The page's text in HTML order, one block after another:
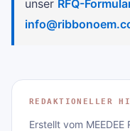
unser RFQ-
REDAKTIONELLER
Erstellt vom